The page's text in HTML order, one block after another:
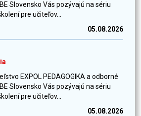
Slovensko Vás pozývajú na sériu
pre učiteľov...
05.08.2026
EXPOL PEDAGOGIKA a odborné
Slovensko Vás pozývajú na sériu
pre učiteľov...
05.08.2026